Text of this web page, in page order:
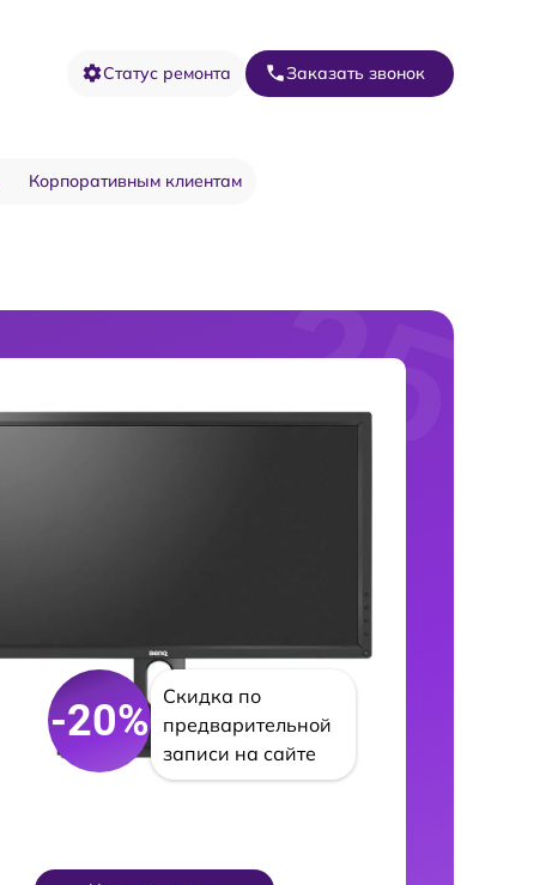
Статус ремонта Заказать звонок
Корпоративным клиентам
-20%
Скидка по
предварительной
записи на сайте